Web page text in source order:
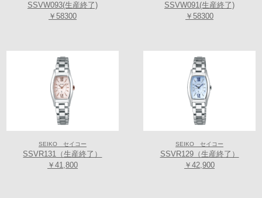
【セイコーグローバルブランド コアショップとは】
セイコーグローバルブランド コアショップでのみ購入いただくことので
きる製品もあり、より充実した品揃えと豊富な製品知識をもつ店舗で
SSVW093(生産終了)
￥58300
SSVW091(生産終了)
￥58300
SEIKO セイコー
SSVR131（生産終了）
￥41,800
SEIKO セイコー
SSVR129（生産終了）
￥42,900